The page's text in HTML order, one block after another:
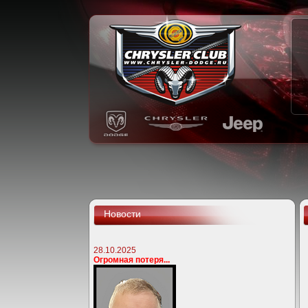
Новости
28.10.2025
Огромная потеря...